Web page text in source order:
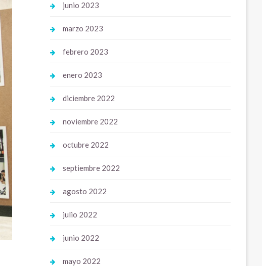
junio 2023
marzo 2023
febrero 2023
enero 2023
diciembre 2022
noviembre 2022
octubre 2022
septiembre 2022
agosto 2022
julio 2022
junio 2022
mayo 2022